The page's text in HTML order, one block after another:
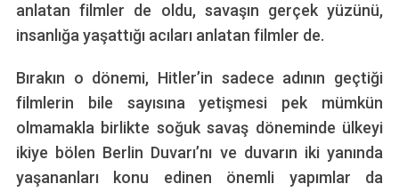
anlatan filmler de oldu, savaşın gerçek yüzünü,
insanlığa yaşattığı acıları anlatan filmler de.
Bırakın o dönemi, Hitler’in sadece adının geçtiği
filmlerin bile sayısına yetişmesi pek mümkün
olmamakla birlikte soğuk savaş döneminde ülkeyi
ikiye bölen Berlin Duvarı’nı ve duvarın iki yanında
yaşananları konu edinen önemli yapımlar da